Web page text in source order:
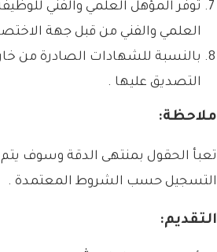
توفر المؤهل العلمي والفني
العلمي والفني من قبل جهة
بالنسبة للشهادات الصادرة من
التصديق عليها .
ملاحظة:
تعبأ الحقول بمنتهى الدقة وسوف
التسجيل حسب الشروط المعتمدة .
التقديم: